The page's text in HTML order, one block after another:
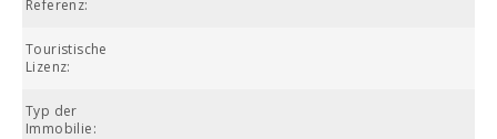
Referenz:
Touristische
Lizenz:
Typ der
Immobilie: